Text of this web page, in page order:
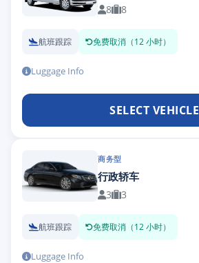
8 8
航班跟踪 免费取消（12 小时）
Luggage Info
SELECT VEHICLE
商务型
行政轿车
3 3
航班跟踪 免费取消（12 小时）
Luggage Info